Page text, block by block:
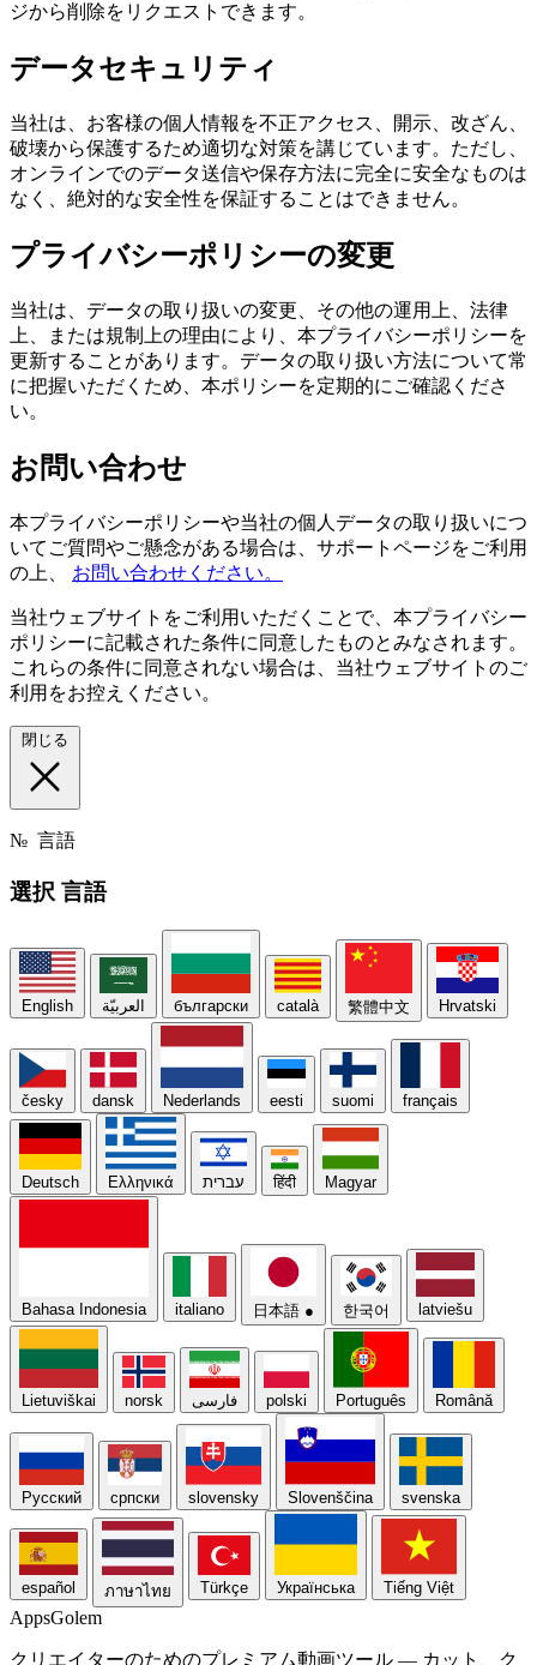
ジから削除をリクエストできます。
データセキュリティ
当社は、お客様の個人情報を不正アクセス、開示、改ざん、
破壊から保護するため適切な対策を講じています。ただし、
オンラインでのデータ送信や保存方法に完全に安全なものは
なく、絶対的な安全性を保証することはできません。
プライバシーポリシーの変更
当社は、データの取り扱いの変更、その他の運用上、法律
上、または規制上の理由により、本プライバシーポリシーを
更新することがあります。データの取り扱い方法について常
に把握いただくため、本ポリシーを定期的にご確認くださ
い。
お問い合わせ
本プライバシーポリシーや当社の個人データの取り扱いにつ
いてご質問やご懸念がある場合は、サポートページをご利用
の上、 お問い合わせください。
当社ウェブサイトをご利用いただくことで、本プライバシー
ポリシーに記載された条件に同意したものとみなされます。
これらの条件に同意されない場合は、当社ウェブサイトのご
利用をお控えください。
閉じる
№ 言語
選択 言語
English العربيّة български català 繁體中文 Hrvatski
česky dansk Nederlands eesti suomi français
Deutsch Ελληνικά עברית हिंदी Magyar
Bahasa Indonesia italiano 日本語 ● 한국어 latviešu
Lietuviškai norsk فارسی polski Português Română
Русский српски slovensky Slovenščina svenska
español ภาษาไทย Türkçe Українська Tiếng Việt
AppsGolem
クリエイターのためのプレミアム動画ツール — カット、ク